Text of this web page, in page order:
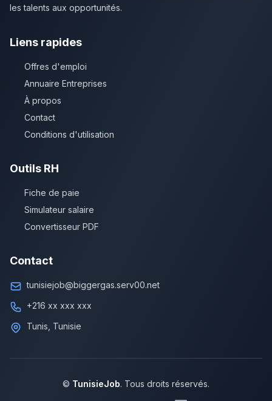
les talents aux opportunités.
Liens rapides
Offres d'emploi
Annuaire Entreprises
À propos
Contact
Conditions d'utilisation
Outils RH
Fiche de paie
Simulateur salaire
Convertisseur PDF
Contact
tunisiejob@biggergas.serv00.net
+216 xx xxx xxx
Tunis, Tunisie
© TunisieJob. Tous droits réservés.